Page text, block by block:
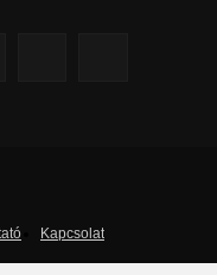
Kapcsolat